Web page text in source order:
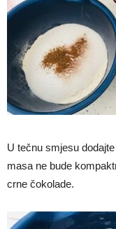
U tečnu smjesu
masa ne bude
crne čokolade.